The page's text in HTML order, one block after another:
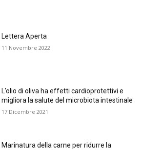
Lettera Aperta
11 Novembre 2022
L’olio di oliva ha effetti cardioprotettivi e
migliora la salute del microbiota intestinale
17 Dicembre 2021
Marinatura della carne per ridurre la